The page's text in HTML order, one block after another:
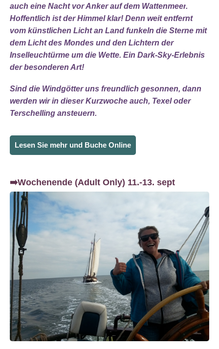
auch eine Nacht vor Anker auf dem Wattenmeer.
Hoffentlich ist der Himmel klar! Denn weit entfernt
vom künstlichen Licht an Land funkeln die Sterne mit
dem Licht des Mondes und den Lichtern der
Inselleuchtürme um die Wette. Ein Dark-Sky-Erlebnis
der besonderen Art!
Sind die Windgötter uns freundlich gesonnen, dann
werden wir in dieser Kurzwoche auch, Texel oder
Terschelling ansteuern.
Lesen Sie mehr und Buche Online
➡️Wochenende (Adult Only) 11.-13. sept